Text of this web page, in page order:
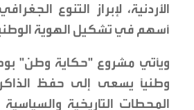
الأردنية، لإبراز التنوع
أسهم في تشكيل الهوية
ويأتي مشروع "حكاية وطن"
وطنياً يسعى إلى حفظ الذاكرة
المحطات التاريخية والسياسية